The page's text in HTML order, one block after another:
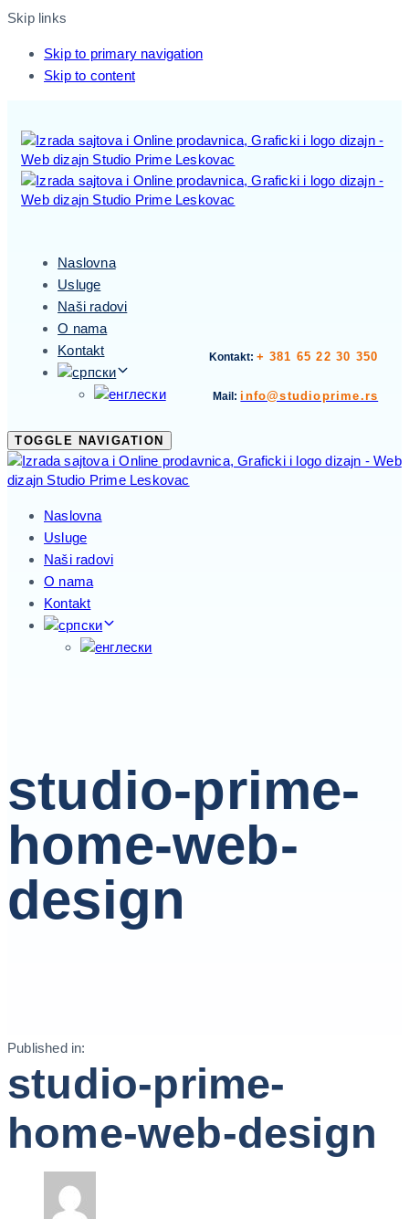
Skip links
Skip to primary navigation
Skip to content
Naslovna
Usluge
Naši radovi
O nama
Kontakt
Kontakt: + 381 65 22 30 350
Mail:info@studioprime.rs
TOGGLE NAVIGATION
Naslovna
Usluge
Naši radovi
O nama
Kontakt
studio-prime-
home-web-
design
Published in:
studio-prime-
home-web-design